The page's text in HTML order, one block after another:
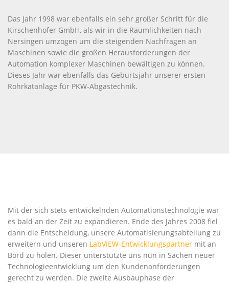
Das Jahr 1998 war ebenfalls ein sehr großer Schritt für die
Kirschenhofer GmbH, als wir in die Räumlichkeiten nach
Nersingen umzogen um die steigenden Nachfragen an
Maschinen sowie die großen Herausforderungen der
Automation komplexer Maschinen bewältigen zu können.
Dieses Jahr war ebenfalls das Geburtsjahr unserer ersten
Rohrkatanlage für PKW-Abgastechnik.
Mit der sich stets entwickelnden Automationstechnologie war
es bald an der Zeit zu expandieren. Ende des Jahres 2008 fiel
dann die Entscheidung, unsere Automatisierungsabteilung zu
erweitern und unseren LabVIEW-Entwicklungspartner mit an
Bord zu holen. Dieser unterstützte uns nun in Sachen neuer
Technologieentwicklung um den Kundenanforderungen
gerecht zu werden. Die zweite Ausbauphase der